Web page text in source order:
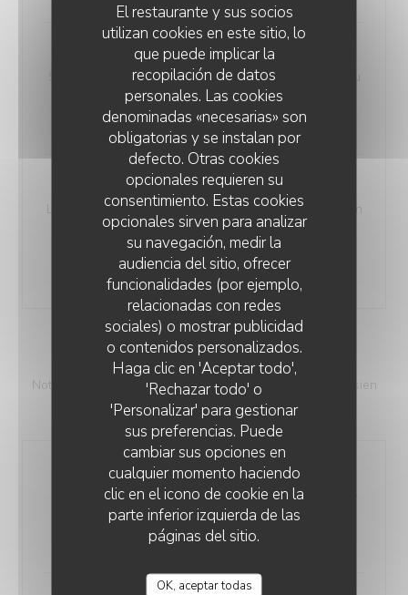
El restaurante y sus socios
utilizan cookies en este sitio, lo
que puede implicar la
recopilación de datos
personales. Las cookies
denominadas «necesarias» son
obligatorias y se instalan por
defecto. Otras cookies
opcionales requieren su
consentimiento. Estas cookies
opcionales sirven para analizar
su navegación, medir la
audiencia del sitio, ofrecer
funcionalidades (por ejemplo,
relacionadas con redes
sociales) o mostrar publicidad
o contenidos personalizados.
Haga clic en 'Aceptar todo',
'Rechazar todo' o
'Personalizar' para gestionar
sus preferencias. Puede
cambiar sus opciones en
cualquier momento haciendo
clic en el icono de cookie en la
parte inferior izquierda de las
páginas del sitio.
OK, aceptar todas
L'Agneau
Steak d’agneau grillé, salade d’herbes fraîches, jus au
miel et citron confit, crémeux de pois chiche
26,00 EUR
Caesar du Petit Senlisien
Laitue romaine, volaille fermière rôtie, croûtons de pain
aux herbes de Provence, parmesan affiné et sauce
Caesar
20,00 EUR
DESSERTS ET FROMAGES
Notre fromage est sélectionner par notre fromager senlisien
"Le Plaisir Fermier".
Le Chocolat
La mousse au chocolat réalisée à partir d'une recette
secrète et avec l'un des meilleurs cacaos du monde
10,00 EUR
LE PETIT SENLISIEN